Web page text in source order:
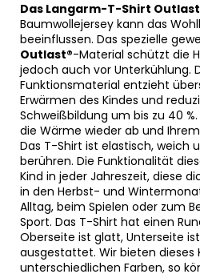
Das Langarm-T-Shirt
Baumwollejersey kann das
beeinflussen. Das spezielle
Outlast®-Material schützt die
jedoch auch vor Unterkühlung.
Funktionsmaterial entzieht
Erwärmen des Kindes und
Schweißbildung um bis zu 40
die Wärme wieder ab und
Das T-Shirt ist elastisch, weich
berühren. Die Funktionalität
Kind in jeder Jahreszeit, diese
in den Herbst- und
Alltag, beim Spielen oder zum
Sport. Das T-Shirt hat einen
Oberseite ist glatt, Unterseite
ausgestattet. Wir bieten dieses
unterschiedlichen Farben, so